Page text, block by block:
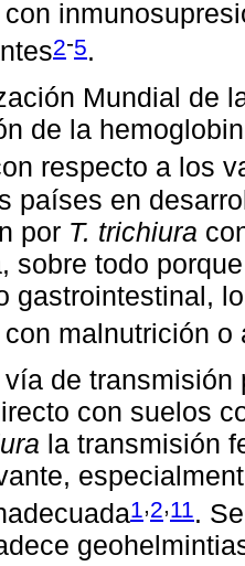
2-5.
Mundial de
de la
respecto a los
países en
por T. trichiura
sobre todo
gastrointestinal,
malnutrición
de
con suelos
la transmisión
1,2,11.